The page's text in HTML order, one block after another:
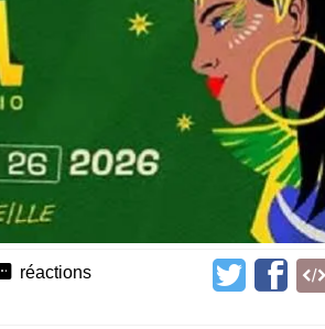
réactions